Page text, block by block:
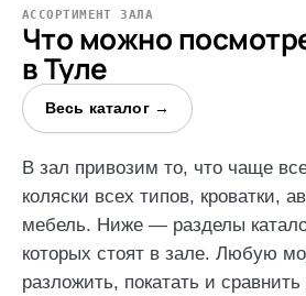
АССОРТИМЕНТ ЗАЛА
Что можно
в Туле
Весь каталог →
В зал привозим то, что чаще
коляски всех типов, кроватки,
мебель. Ниже — разделы
которых стоят в зале. Любую
разложить, покатать и